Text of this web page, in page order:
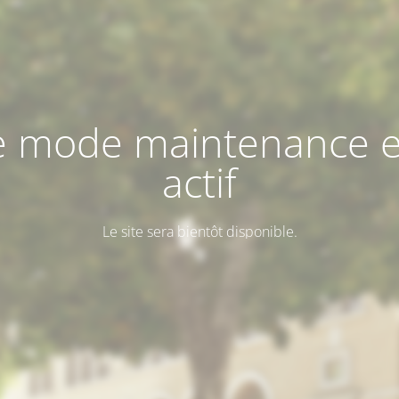
mode maintenance
actif
Le site sera bientôt disponible.